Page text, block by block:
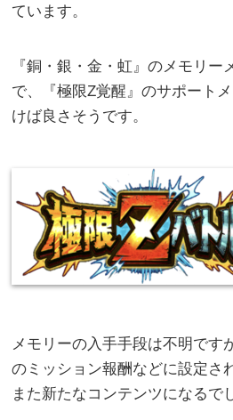
ています。
『銅・銀・金・虹』のメモリ
で、『極限Z覚醒』のサポート
けば良さそうです。
メモリーの入手手段は不明です
のミッション報酬などに設定さ
また新たなコンテンツになるで